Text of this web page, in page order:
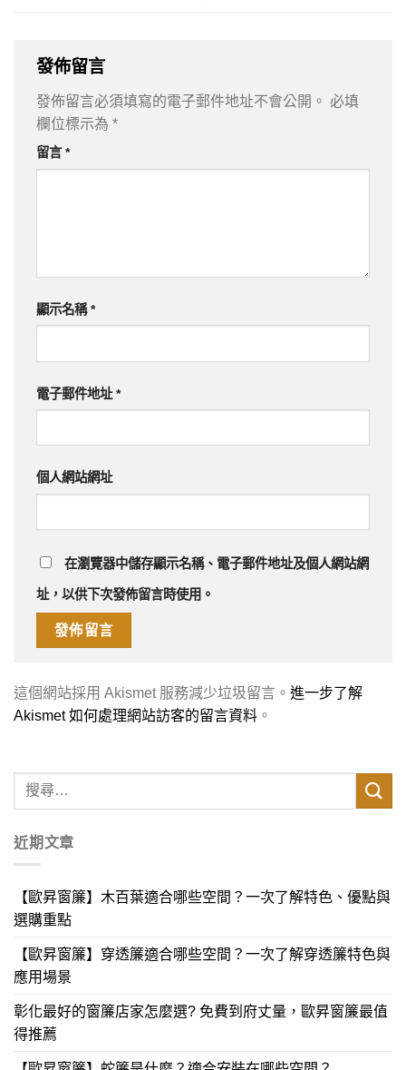
發佈留言
發佈留言必須填寫的電子郵件地址不會公開。 必填
欄位標示為 *
留言*
顯示名稱*
電子郵件地址*
個人網站網址
在瀏覽器中儲存顯示名稱、電子郵件地址及個人網站網
址，以供下次發佈留言時使用。
這個網站採用 Akismet 服務減少垃圾留言。 進一步了解
Akismet 如何處理網站訪客的留言資料 。
近期文章
【歐昇窗簾】木百葉適合哪些空間？一次了解特色、優點與
選購重點
【歐昇窗簾】穿透簾適合哪些空間？一次了解穿透簾特色與
應用場景
彰化最好的窗簾店家怎麼選? 免費到府丈量，歐昇窗簾最值
得推薦